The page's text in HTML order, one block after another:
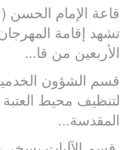
قاعة الإمام الحسن
تشهد إقامة
الأربعين من قا...
قسم الشؤون
لتنظيف محيط العتبة
المقدسة...